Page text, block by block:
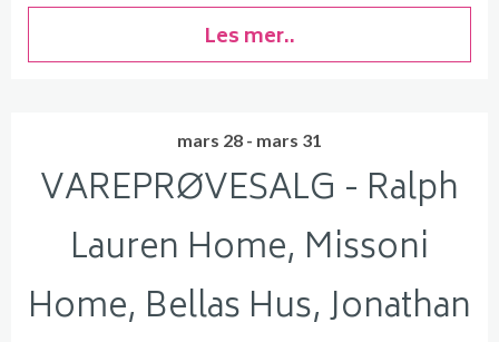
Les mer..
mars 28 - mars 31
VAREPRØVESALG - Ralph
Lauren Home, Missoni
Home, Bellas Hus, Jonathan